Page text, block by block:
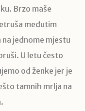
Brzo maše
međutim
jednome mjestu
U letu često
od ženke jer je
tamnih mrlja na